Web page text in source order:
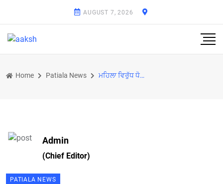
AUGUST 7, 2026
Home Patiala News ਮਹਿਲਾ ਵਿਰੁੱਧ ਧੋਖਾਧੜੀ ਕਰਨ ਤੇ ਕੋਤਵਾਲੀ ਨਾਭਾ ਵਿਖੇ ਕੇਸ ਦਰਜ
Admin
(Chief Editor)
PATIALA NEWS